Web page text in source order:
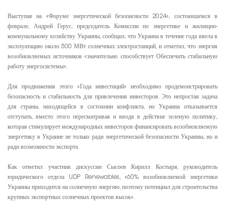
Выступая на «Форуме энергетической безопасности 2024», состоявшемся в
феврале, Андрей Герус, председатель Комиссии по энергетике и жилищно-
коммунальному хозяйству Украины, сообщил, что Украина в течение года ввела в
эксплуатацию около 500 МВт солнечных электростанций, и отметил, что энергия
возобновляемых источников «значительно способствует Обеспечить стабильную
работу энергосистемы».
Для продвижения этого «Года инвестиций» необходимо продемонстрировать
безопасность и стабильность для привлечения инвесторов. Это непростая задача
для страны, находящейся в состоянии конфликта, но Украина отказывается
отступать, вместо этого пересматривая и вводя в действие зеленую политику,
которая стимулирует международных инвесторов финансировать возобновляемую
энергетику в Украине не только ради энергетической безопасности Украины, но и
ради возможности экспорта.
Как отметил участник дискуссии Сысоев Кирилл Костыря, руководитель
юридического отдела UDP Renewables, «60% возобновляемой энергетики
Украины приходится на солнечную энергию, поэтому потенциал для строительства
крупных экспортных солнечных проектов высок».